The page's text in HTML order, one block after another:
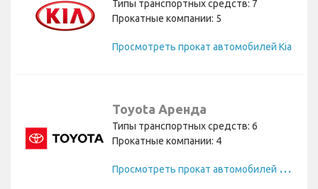
Типы транспортных средств: 7
Прокатные компании: 5
Просмотреть прокат автомобилей Kia
Toyota Аренда
Типы транспортных средств: 6
Прокатные компании: 4
П
росмотреть прокат автомобилей Toyota